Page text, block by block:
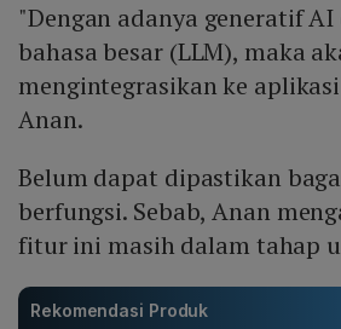
"Dengan adanya generatif
bahasa besar (LLM), maka
mengintegrasikan ke
Anan.
Belum dapat dipastikan
berfungsi. Sebab, Anan
fitur ini masih dalam tahap
Rekomendasi Produk